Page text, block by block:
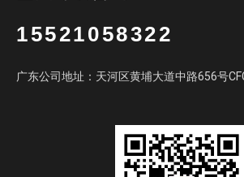
15521058322
广东公司地址：天河区黄埔大道中路656号